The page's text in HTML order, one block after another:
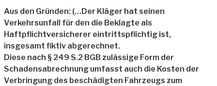
Aus den Gründen: (…Der Kläger hat seinen
Verkehrsunfall für den die Beklagte als
Haftpflichtversicherer eintrittspflichtig ist,
insgesamt fiktiv abgerechnet.
Diese nach § 249 S.2 BGB zulässige Form der
Schadensabrechnung umfasst auch die Kosten der
Verbringung des beschädigten Fahrzeugs zum